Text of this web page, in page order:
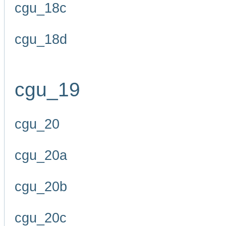
cgu_18c
cgu_18d
cgu_19
cgu_20
cgu_20a
cgu_20b
cgu_20c